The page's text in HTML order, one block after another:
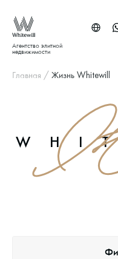
Агентство элитной
недвижимости
Главная / Жизнь Whitewill